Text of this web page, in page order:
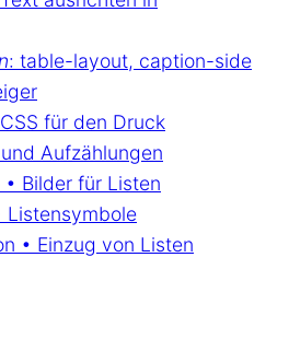
: table-layout, caption-side
für den Druck
Aufzählungen
Bilder für Listen
• Einzug von Listen